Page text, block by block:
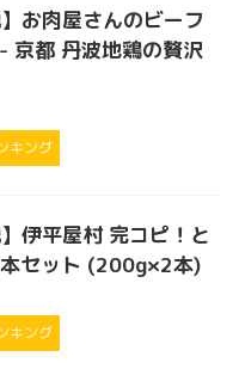
お肉屋さんのビーフ
京都 丹波地鶏の贅沢
キング
伊平屋村 完コピ！と
セット (200g×2本)
キング